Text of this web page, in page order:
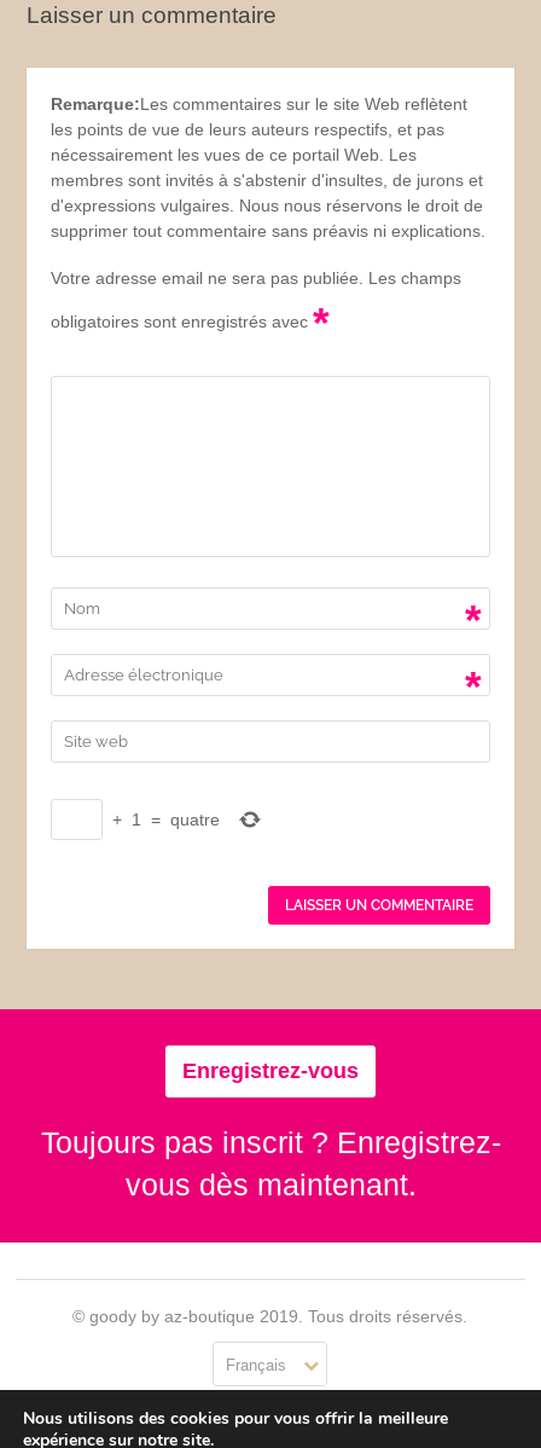
Laisser un commentaire
Remarque:Les commentaires sur le site Web reflètent
les points de vue de leurs auteurs respectifs, et pas
nécessairement les vues de ce portail Web. Les
membres sont invités à s'abstenir d'insultes, de jurons et
d'expressions vulgaires. Nous nous réservons le droit de
supprimer tout commentaire sans préavis ni explications.
Votre adresse email ne sera pas publiée. Les champs
obligatoires sont enregistrés avec*
*
*
+ 1 = quatre
Enregistrez-vous
Toujours pas inscrit ? Enregistrez-
vous dès maintenant.
© goody by az-boutique 2019. Tous droits réservés.
Français
Contact Se connecter Confidentialité CGU
Nous utilisons des cookies pour vous offrir la meilleure
expérience sur notre site.